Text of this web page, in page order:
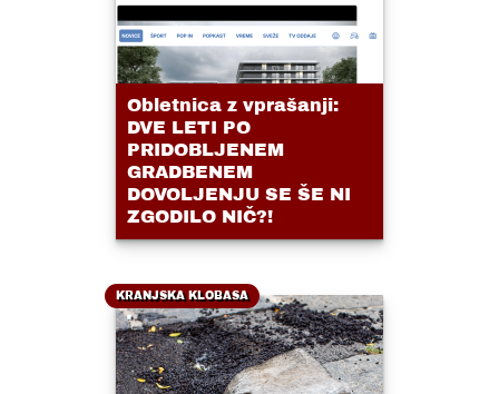
Obletnica z vprašanji:
DVE LETI PO
PRIDOBLJENEM
GRADBENEM
DOVOLJENJU SE ŠE NI
ZGODILO NIČ?!
KRANJSKA KLOBASA